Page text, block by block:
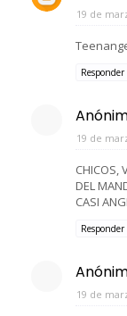
19 de
Responder
19 de
CHICOS,
DEL
CASI
Responder
19 de